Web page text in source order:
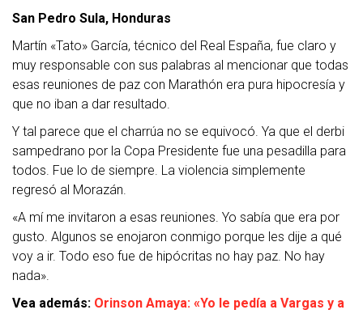
San Pedro Sula, Honduras
Martín «Tato» García, técnico del Real España, fue claro y
muy responsable con sus palabras al mencionar que todas
esas reuniones de paz con Marathón era pura hipocresía y
que no iban a dar resultado.
Y tal parece que el charrúa no se equivocó. Ya que el derbi
sampedrano por la Copa Presidente fue una pesadilla para
todos. Fue lo de siempre. La violencia simplemente
regresó al Morazán.
«A mí me invitaron a esas reuniones. Yo sabía que era por
gusto. Algunos se enojaron conmigo porque les dije a qué
voy a ir. Todo eso fue de hipócritas no hay paz. No hay
nada».
Vea además: Orinson Amaya: «Yo le pedía a Vargas y a